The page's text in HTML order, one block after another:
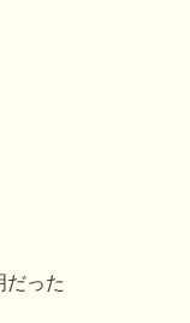
った